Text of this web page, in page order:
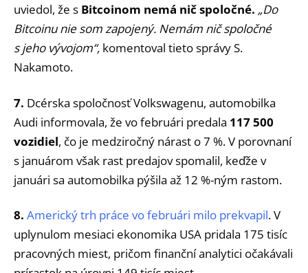
uviedol, že s Bitcoinom nemá nič spoločné. „Do
Bitcoinu nie som zapojený. Nemám nič spoločné
s jeho vývojom“, komentoval tieto správy S.
Nakamoto.
7. Dcérska spoločnosť Volkswagenu, automobilka
Audi informovala, že vo februári predala 117 500
vozidiel, čo je medziročný nárast o 7 %. V porovnaní
s januárom však rast predajov spomalil, keďže v
januári sa automobilka pýšila až 12 %-ným rastom.
8. Americký trh práce vo februári milo prekvapil. V
uplynulom mesiaci ekonomika USA pridala 175 tisíc
pracovných miest, pričom finanční analytici očakávali